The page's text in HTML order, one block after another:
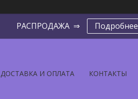
РАСПРОДАЖА ⇒ Подробнее
ДОСТАВКА И ОПЛАТА КОНТАКТЫ